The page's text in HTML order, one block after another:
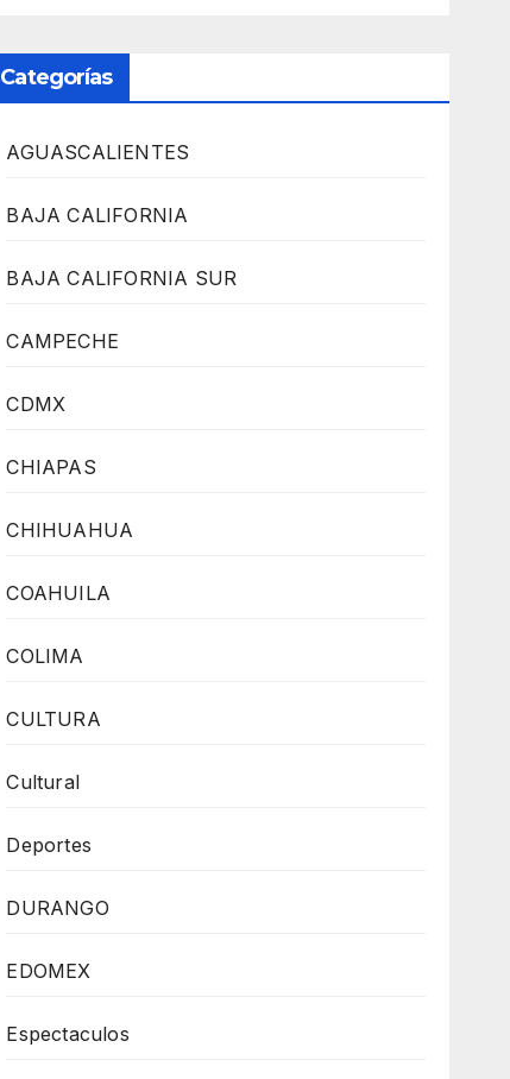
Categorías
AGUASCALIENTES
BAJA CALIFORNIA
BAJA CALIFORNIA SUR
CAMPECHE
CDMX
CHIAPAS
CHIHUAHUA
COAHUILA
COLIMA
CULTURA
Cultural
Deportes
DURANGO
EDOMEX
Espectaculos